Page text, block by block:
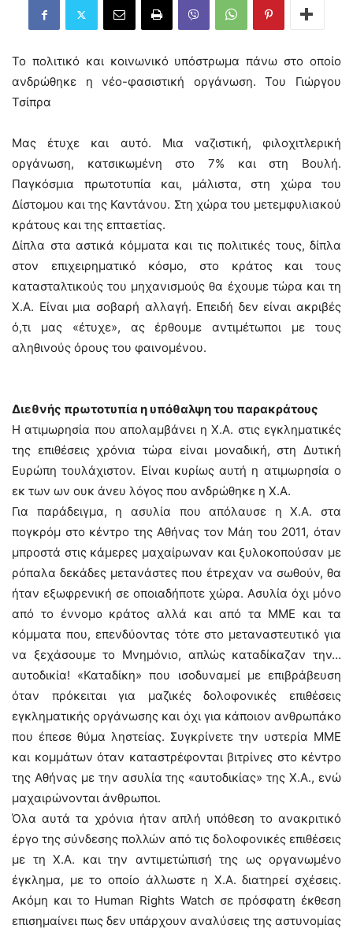
Το πολιτικό και κοινωνικό υπόστρωμα πάνω στο οποίο
ανδρώθηκε η νέο-φασιστική οργάνωση. Του Γιώργου
Τσίπρα
Μας έτυχε και αυτό. Μια ναζιστική, φιλοχιτλερική
οργάνωση, κατσικωμένη στο 7% και στη Βουλή.
Παγκόσμια πρωτοτυπία και, μάλιστα, στη χώρα του
Δίστομου και της Καντάνου. Στη χώρα του μετεμφυλιακού
κράτους και της επταετίας.
Δίπλα στα αστικά κόμματα και τις πολιτικές τους, δίπλα
στον επιχειρηματικό κόσμο, στο κράτος και τους
κατασταλτικούς του μηχανισμούς θα έχουμε τώρα και τη
Χ.Α. Είναι μια σοβαρή αλλαγή. Επειδή δεν είναι ακριβές
ό,τι μας «έτυχε», ας έρθουμε αντιμέτωποι με τους
αληθινούς όρους του φαινομένου.
Διεθνής πρωτοτυπία η υπόθαλψη του παρακράτους
Η ατιμωρησία που απολαμβάνει η Χ.Α. στις εγκληματικές
της επιθέσεις χρόνια τώρα είναι μοναδική, στη Δυτική
Ευρώπη τουλάχιστον. Είναι κυρίως αυτή η ατιμωρησία ο
εκ των ων ουκ άνευ λόγος που ανδρώθηκε η Χ.Α.
Για παράδειγμα, η ασυλία που απόλαυσε η Χ.Α. στα
πογκρόμ στο κέντρο της Αθήνας τον Μάη του 2011, όταν
μπροστά στις κάμερες μαχαίρωναν και ξυλοκοπούσαν με
ρόπαλα δεκάδες μετανάστες που έτρεχαν να σωθούν, θα
ήταν εξωφρενική σε οποιαδήποτε χώρα. Ασυλία όχι μόνο
από το έννομο κράτος αλλά και από τα ΜΜΕ και τα
κόμματα που, επενδύοντας τότε στο μεταναστευτικό για
να ξεχάσουμε το Μνημόνιο, απλώς καταδίκαζαν την…
αυτοδικία! «Καταδίκη» που ισοδυναμεί με επιβράβευση
όταν πρόκειται για μαζικές δολοφονικές επιθέσεις
εγκληματικής οργάνωσης και όχι για κάποιον ανθρωπάκο
που έπεσε θύμα ληστείας. Συγκρίνετε την υστερία ΜΜΕ
και κομμάτων όταν καταστρέφονται βιτρίνες στο κέντρο
της Αθήνας με την ασυλία της «αυτοδικίας» της Χ.Α., ενώ
μαχαιρώνονται άνθρωποι.
Όλα αυτά τα χρόνια ήταν απλή υπόθεση το ανακριτικό
έργο της σύνδεσης πολλών από τις δολοφονικές επιθέσεις
με τη Χ.Α. και την αντιμετώπισή της ως οργανωμένο
έγκλημα, με το οποίο άλλωστε η Χ.Α. διατηρεί σχέσεις.
Ακόμη και το Human Rights Watch σε πρόσφατη έκθεση
επισημαίνει πως δεν υπάρχουν αναλύσεις της αστυνομίας